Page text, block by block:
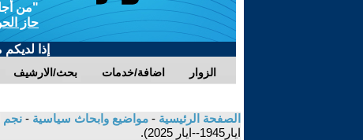
"من
حاز
إذا
بحث/الارشيف اضافة/خدمات الزوار
الصفحة الرئيسية - مواضيع وابحاث سياسية - نجم
ايار1945--ايار 2025).